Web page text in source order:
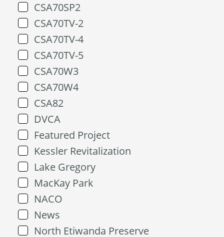
CSA70SP2
CSA70TV-2
CSA70TV-4
CSA70TV-5
CSA70W3
CSA70W4
CSA82
DVCA
Featured Project
Kessler Revitalization
Lake Gregory
MacKay Park
NACO
News
North Etiwanda Preserve